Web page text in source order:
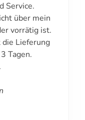
Service.
über mein
vorrätig ist.
Lieferung
Tagen.